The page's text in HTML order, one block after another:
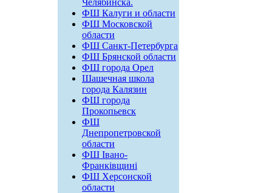
Челябинска.
ФШ Калуги и области
ФШ Московской
области
ФШ Санкт-Петербурга
ФШ Брянской области
ФШ города Орел
Шашечная школа
города Калязин
ФШ города
Прокопьевск
ФШ
Днепропетровской
области
ФШ Івано-
Франківщині
ФШ Херсонской
области